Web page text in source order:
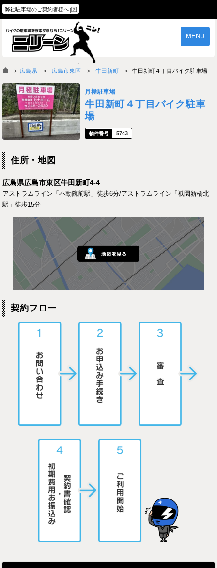
弊社駐車場のご契約者様へ
MENU
物件一覧 ご契約の流れ
よくあるご質問
＞ 広島県 広島市東区 牛田新町 牛田新町４丁目バイク駐車場
月極駐車場
牛田新町４丁目バイク駐車
場
5743
住所・地図
広島県広島市東区牛田新町4-4
アストラムライン「不動院前駅」徒歩6分/アストラムライン「祇園新橋北
駅」徒歩15分
契約フロー